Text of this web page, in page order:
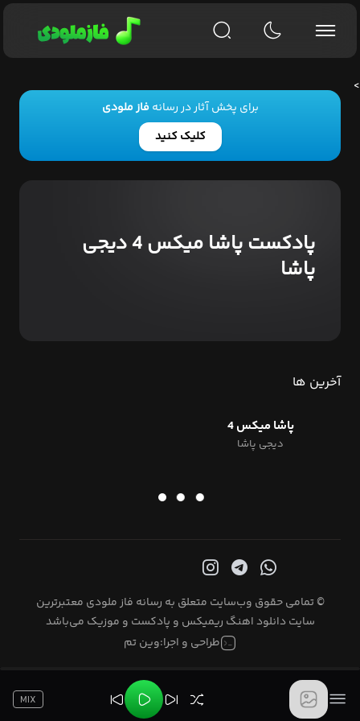
برای پخش آثار در رسانهفاز ملودی
کلیک کنید
پادکست پاشا میکس 4 دیجی
پاشا
آخرین ها
پاشا میکس 4
دیجی پاشا
© تمامی حقوق وب‌سایت متعلق به رسانه فاز ملودی معتبرترین
سایت دانلود اهنگ ریمیکس و پادکست و موزیک می‌باشد
طراحی و اجرا:وین تم
MIX
>